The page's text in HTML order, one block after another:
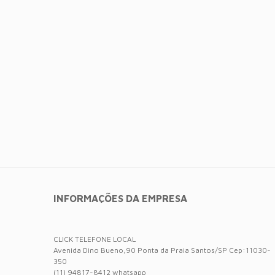
INFORMAÇÕES DA EMPRESA
CLICK TELEFONE LOCAL
Avenida Dino Bueno,90 Ponta da Praia Santos/SP Cep:11030-
350
(11) 94817-8412 whatsapp